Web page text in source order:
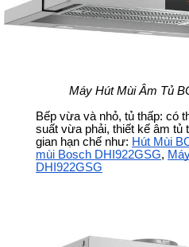
Máy Hút Mùi Âm Tủ
Bếp vừa và nhỏ, tủ thấp: có
suất vừa phải, thiết kế âm tủ
gian hạn chế như: Hút Mùi
mùi Bosch DHI922GSG,
DHI922GSG